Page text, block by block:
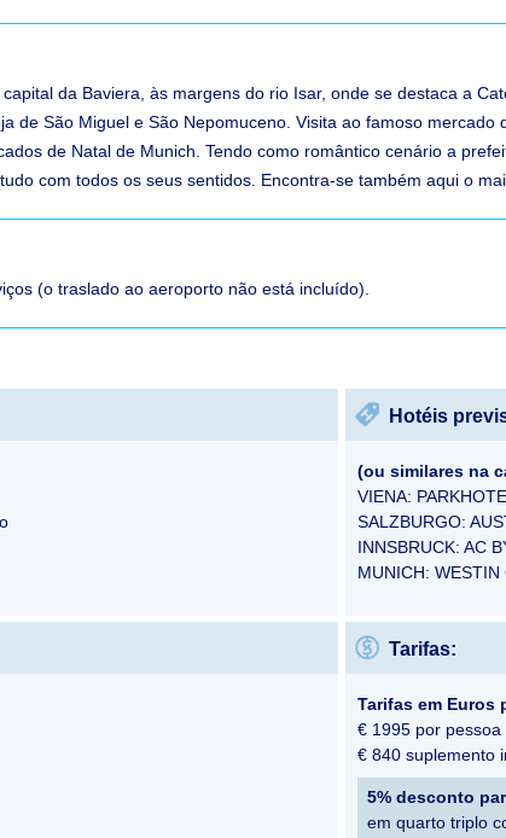
da Baviera, às margens do rio Isar, onde se destaca a
de São Miguel e São Nepomuceno. Visita ao famoso
de Natal de Munich. Tendo como romântico cenário a
com todos os seus sentidos. Encontra-se também aqui o
(o traslado ao aeroporto não está incluído).
Hotéis
(ou similares na
VIENA:
SALZBURGO:
INNSBRUCK: AC
MUNICH: WESTIN
Tarifas:
Tarifas em Euros
€ 1995 por
€ 840 suplemento
5% desconto
em quarto triplo